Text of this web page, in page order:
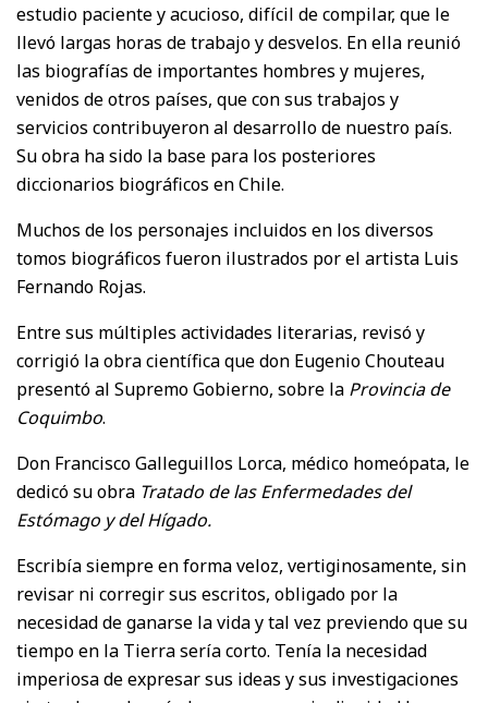
estudio paciente y acucioso, difícil de compilar, que le
llevó largas horas de trabajo y desvelos. En ella reunió
las biografías de importantes hombres y mujeres,
venidos de otros países, que con sus trabajos y
servicios contribuyeron al desarrollo de nuestro país.
Su obra ha sido la base para los posteriores
diccionarios biográficos en Chile.
Muchos de los personajes incluidos en los diversos
tomos biográficos fueron ilustrados por el artista Luis
Fernando Rojas.
Entre sus múltiples actividades literarias, revisó y
corrigió la obra científica que don Eugenio Chouteau
presentó al Supremo Gobierno, sobre la Provincia de
Coquimbo.
Don Francisco Galleguillos Lorca, médico homeópata, le
dedicó su obra Tratado de las Enfermedades del
Estómago y del Hígado.
Escribía siempre en forma veloz, vertiginosamente, sin
revisar ni corregir sus escritos, obligado por la
necesidad de ganarse la vida y tal vez previendo que su
tiempo en la Tierra sería corto. Tenía la necesidad
imperiosa de expresar sus ideas y sus investigaciones